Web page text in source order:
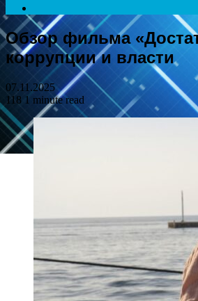
for
Обзор фильма
коррупции и власти
07.11.2025
118 1 minute read